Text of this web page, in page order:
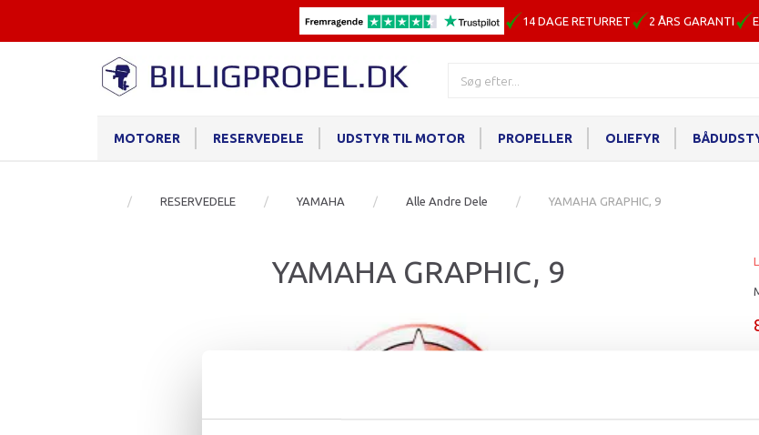
14 DAGE RETURRET 2 ÅRS GARANTI
MOTORER RESERVEDELE UDSTYR TIL MOTOR PROPELLER OLIEFYR
RESERVEDELE YAMAHA Alle Andre Dele YAMAHA GRAPHIC, 9
YAMAHA GRAPHIC, 9